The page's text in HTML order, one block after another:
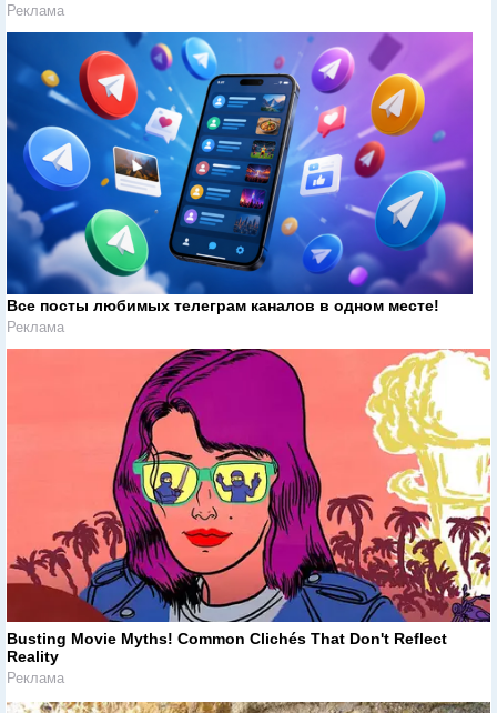
Реклама
Все посты любимых телеграм каналов в одном месте!
Реклама
Busting Movie Myths! Common Clichés That Don't Reflect
Reality
Реклама